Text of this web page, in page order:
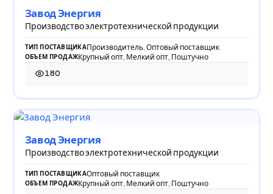
Завод Энергия
Производство электротехнической продукции
ТИП ПОСТАВЩИКАПроизводитель, Оптовый поставщик
ОБЪЕМ ПРОДАЖКрупный опт, Мелкий опт, Поштучно
180
180 просмотров
Завод Энергия
Производство электротехнической продукции
ТИП ПОСТАВЩИКАОптовый поставщик
ОБЪЕМ ПРОДАЖКрупный опт, Мелкий опт, Поштучно